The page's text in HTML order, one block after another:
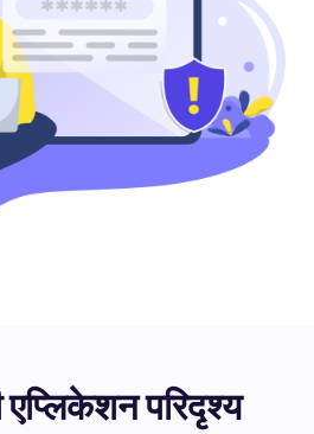
एप्लिकेशन परिदृश्य